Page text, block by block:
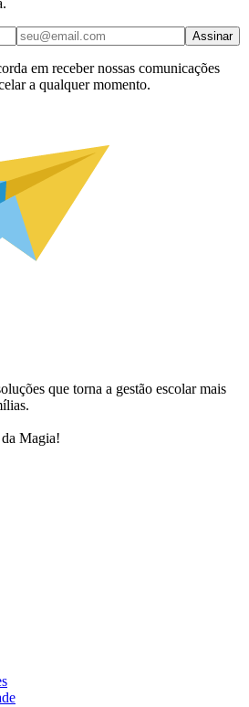
Assinar
em receber nossas comunicações
a qualquer momento.
que torna a gestão escolar mais
Magia!